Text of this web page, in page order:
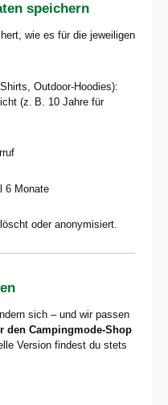
speichern
wie es für die jeweiligen
Outdoor-Hoodies):
(z. B. 10 Jahre für
6 Monate
oder anonymisiert.
sich – und wir passen
den Campingmode-Shop
Version findest du stets